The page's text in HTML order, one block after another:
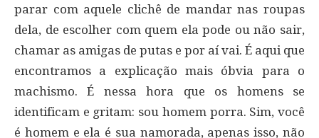
parar com aquele clichê de mandar nas roupas
dela, de escolher com quem ela pode ou não sair,
chamar as amigas de putas e por aí vai. É aqui que
encontramos a explicação mais óbvia para o
machismo. É nessa hora que os homens se
identificam e gritam: sou homem porra. Sim, você
é homem e ela é sua namorada, apenas isso, não